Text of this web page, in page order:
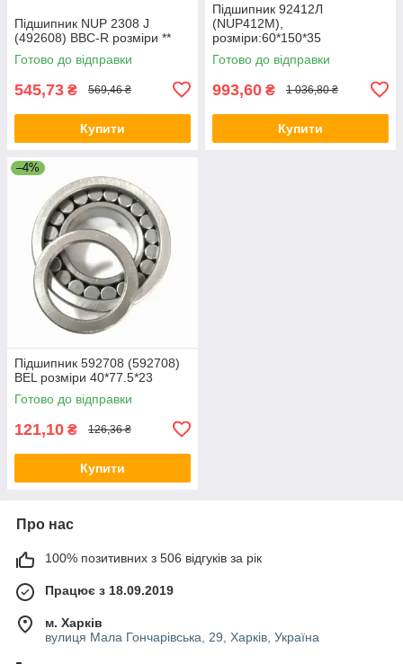
Підшипник NUP 2308 J
(492608) BBC-R розміри **
Готово до відправки
545,73 ₴ 569,46 ₴
Купити
Підшипник 92412Л
(NUP412M),
розміри:60*150*35
Готово до відправки
993,60 ₴ 1 036,80 ₴
Купити
–4%
Підшипник 592708 (592708)
BEL розміри 40*77.5*23
Готово до відправки
121,10 ₴ 126,36 ₴
Купити
Про нас
100% позитивних з 506 відгуків за рік
Працює з 18.09.2019
м. Харків
вулиця Мала Гончарівська, 29, Харків, Україна